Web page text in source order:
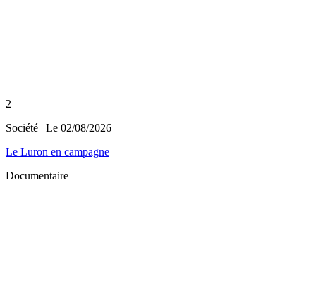
2
Société | Le 02/08/2026
Le Luron en campagne
Documentaire